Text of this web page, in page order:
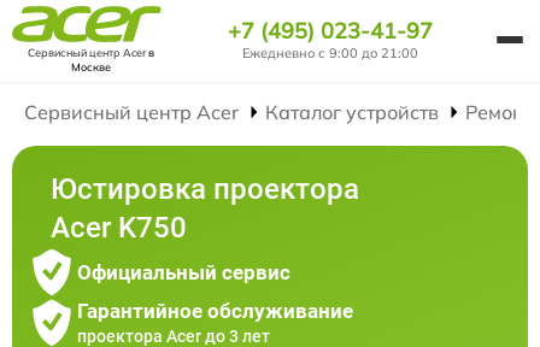
Сервисный центр Acerв
Москве
+7 (495) 023-41-97
Ежедневно с 9:00 до 21:00
Сервисный центр Acer Каталог устройств Ремонт
Юстировка проектора
Acer K750
Официальный сервис
Гарантийное обслуживание
проектора Acer до 3 лет